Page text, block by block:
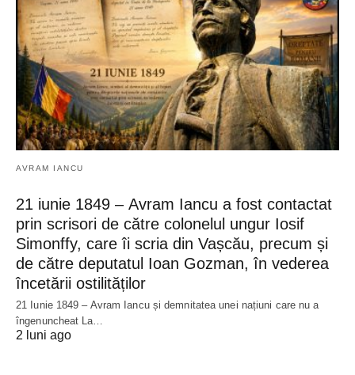
AVRAM IANCU
21 iunie 1849 – Avram Iancu a fost contactat
prin scrisori de către colonelul ungur Iosif
Simonffy, care îi scria din Vașcău, precum și
de către deputatul Ioan Gozman, în vederea
încetării ostilităților
21 Iunie 1849 – Avram Iancu și demnitatea unei națiuni care nu a
îngenuncheat La…
2 luni ago